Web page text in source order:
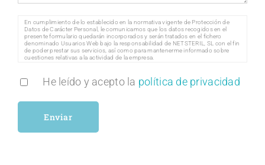
En cumplimiento de lo establecido en la normativa vigente de Protección de
Datos de Carácter Personal, le comunicamos que los datos recogidos en el
presente formulario quedarán incorporados y serán tratados en el fichero
denominado Usuarios Web bajo la responsabilidad de NETSTERIL, SL con el fin
de poder prestar sus servicios, así como para mantenerme informado sobre
cuestiones relativas a la actividad de la empresa.
comunicarán o cederán a terceros, exceptuando que esta comunicación sea
necesaria o pueda suponer una mejora para la finalidad de los mismos, siempre
facilitados, con la finalidad de mantener nuestro fichero actualizado, le rogamos
nos lo comunique por escrito.
He leído y acepto la política de privacidad